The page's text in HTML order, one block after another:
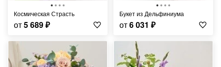
Космическая Страсть
от5 689₽
Букет из Дельфиниума
от6 031 ₽